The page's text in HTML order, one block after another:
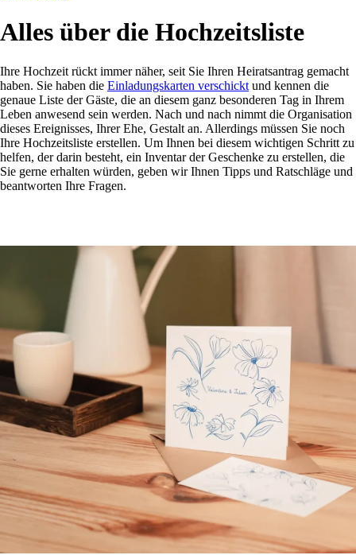
Alles über die Hochzeitsliste
Ihre Hochzeit rückt immer näher, seit Sie Ihren Heiratsantrag gemacht
haben. Sie haben die Einladungskarten verschickt und kennen die
genaue Liste der Gäste, die an diesem ganz besonderen Tag in Ihrem
Leben anwesend sein werden. Nach und nach nimmt die Organisation
dieses Ereignisses, Ihrer Ehe, Gestalt an. Allerdings müssen Sie noch
Ihre Hochzeitsliste erstellen. Um Ihnen bei diesem wichtigen Schritt zu
helfen, der darin besteht, ein Inventar der Geschenke zu erstellen, die
Sie gerne erhalten würden, geben wir Ihnen Tipps und Ratschläge und
beantworten Ihre Fragen.